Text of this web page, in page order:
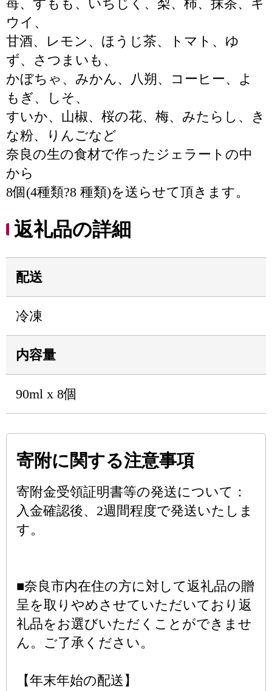
苺、すもも、いちじく、梨、柿、抹茶、キ
ウイ、
甘酒、レモン、ほうじ茶、トマト、ゆ
ず、さつまいも、
かぼちゃ、みかん、八朔、コーヒー、よ
もぎ、しそ、
すいか、山椒、桜の花、梅、みたらし、き
な粉、りんごなど
奈良の生の食材で作ったジェラートの中
から
8個(4種類?8 種類)を送らせて頂きます。
返礼品の詳細
配送
冷凍
内容量
90ml x 8個
寄附に関する注意事項
寄附金受領証明書等の発送について：
入金確認後、2週間程度で発送いたしま
す。
■奈良市内在住の方に対して返礼品の贈
呈を取りやめさせていただいており返
礼品をお選びいただくことができませ
ん。ご了承ください。
【年末年始の配送】